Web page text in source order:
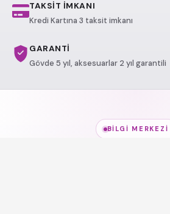
TAKSİT İMKANI
Kredi Kartına 3 taksit imkanı
GARANTİ
Gövde 5 yıl, aksesuarlar 2 yıl garantili
BILGI MERKEZI